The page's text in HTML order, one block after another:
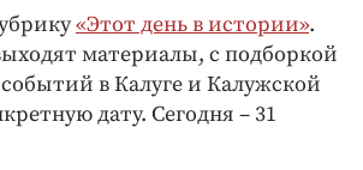
чтиво
года
«Этот день в истории».
материалы, с подборкой
в Калуге и Калужской
дату. Сегодня – 31